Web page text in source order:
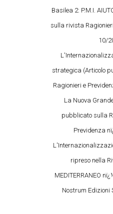
Basilea 2: P.M.I.
sulla rivista
10/
strategica (Articolo
Ragionieri e
La Nuova
pubblicato sulla
Previdenza
ripreso nella
MEDITERRANEO
Nostrum Edizioni